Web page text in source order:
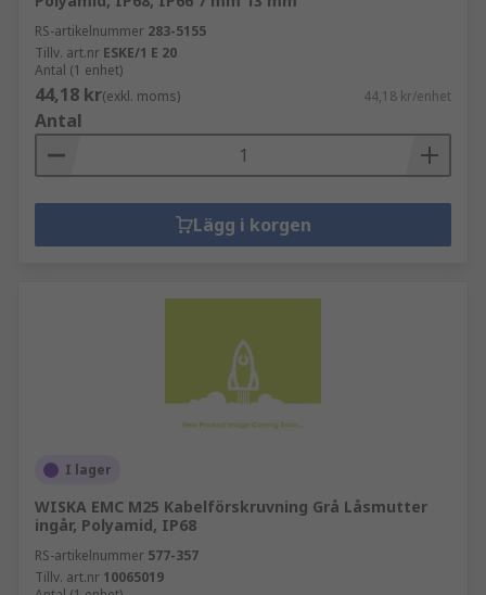
RS-artikelnummer 283-5155
Tillv. art.nr ESKE/1 E 20
Antal (1 enhet)
44,18 kr(exkl. moms) 44,18 kr/enhet
Antal
Lägg i korgen
I lager
WISKA EMC M25 Kabelförskruvning Grå Låsmutter
ingår, Polyamid, IP68
RS-artikelnummer 577-357
Tillv. art.nr 10065019